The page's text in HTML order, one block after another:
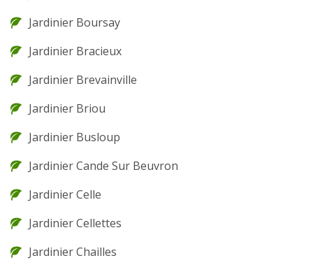
Jardinier Boursay
Jardinier Bracieux
Jardinier Brevainville
Jardinier Briou
Jardinier Busloup
Jardinier Cande Sur Beuvron
Jardinier Celle
Jardinier Cellettes
Jardinier Chailles